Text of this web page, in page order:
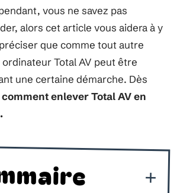
vous ne savez pas
alors cet article vous aidera à y
que comme tout autre
Total AV peut être
une certaine démarche. Dès
comment enlever Total AV en
.